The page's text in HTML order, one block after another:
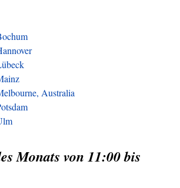
Australia
Monats von 11:00 bis